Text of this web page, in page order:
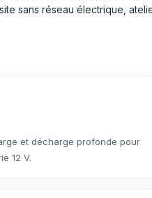
sans réseau électrique,
et décharge profonde pour
12 V.